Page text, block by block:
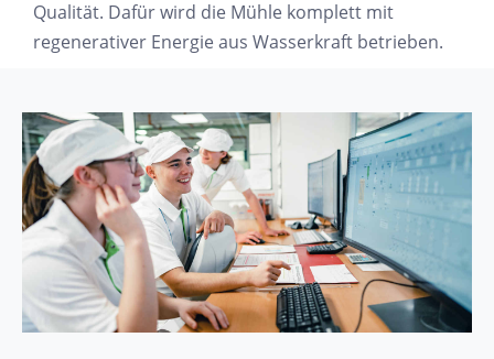
Qualität. Dafür wird die Mühle komplett mit
regenerativer Energie aus Wasserkraft betrieben.